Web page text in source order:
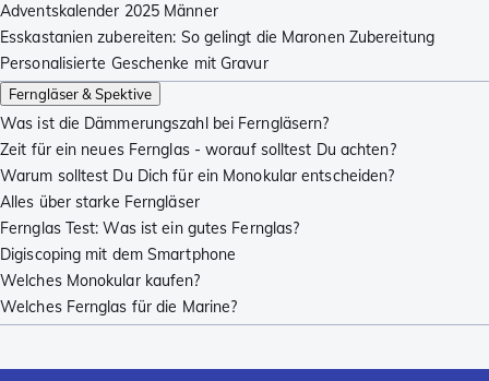
Adventskalender 2025 Männer
Esskastanien zubereiten: So gelingt die Maronen Zubereitung
Personalisierte Geschenke mit Gravur
Ferngläser & Spektive
Was ist die Dämmerungszahl bei Ferngläsern?
Zeit für ein neues Fernglas - worauf solltest Du achten?
Warum solltest Du Dich für ein Monokular entscheiden?
Alles über starke Ferngläser
Fernglas Test: Was ist ein gutes Fernglas?
Digiscoping mit dem Smartphone
Welches Monokular kaufen?
Welches Fernglas für die Marine?